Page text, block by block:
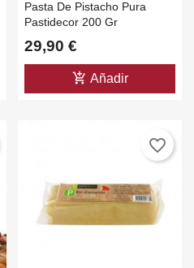
Pasta De Pistacho Pura
Pastidecor 200 Gr
29,90 €
add_shopping_cart Añadir
favorite_border